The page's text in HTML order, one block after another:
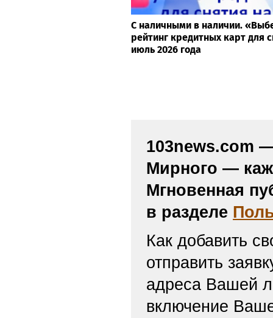
С наличными в наличии.
рейтинг кредитных карт для
июль 2026 года
103news.com
Мирного —
Мгновенная
в разделе
Как добавить
отправить
адреса Вашей
включение